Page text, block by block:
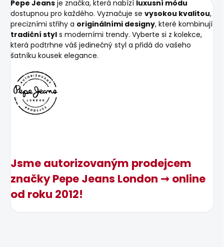
Pepe Jeans je značka, která nabízí luxusní módu
dostupnou pro každého. Vyznačuje se vysokou kvalitou,
precizními střihy a originálními designy, které kombinují
tradiční styl s moderními trendy. Vyberte si z kolekce,
která podtrhne váš jedinečný styl a přidá do vašeho
šatníku kousek elegance.
Jsme autorizovaným prodejcem
značky Pepe Jeans London ➞ online
od roku 2012!